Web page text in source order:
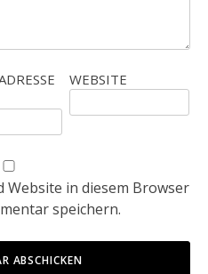
WEBSITE
Website in diesem Browser
speichern.